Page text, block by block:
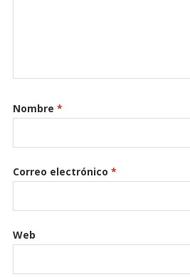
Nombre *
Correo electrónico *
Web